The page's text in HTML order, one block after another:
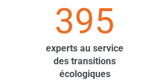
395
experts au service
des transitions
écologiques